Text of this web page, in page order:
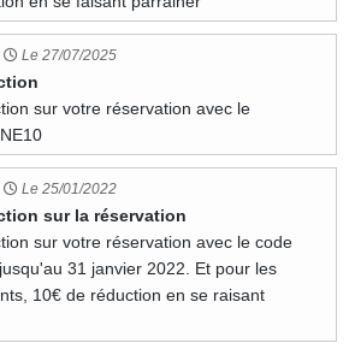
Le 27/07/2025
sur votre réservation avec le
Le 25/01/2022
sur la réservation
sur votre réservation avec le code
31 janvier 2022. Et pour les
10€ de réduction en se raisant